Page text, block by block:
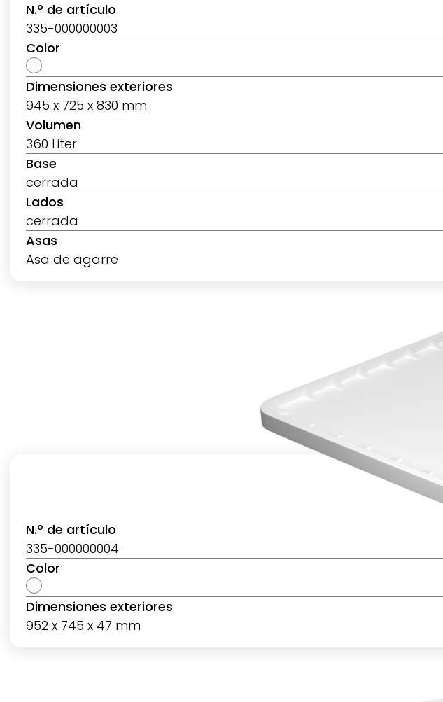
N.º de artículo
335-000000003
Color
Dimensiones exteriores
945 x 725 x 830 mm
Volumen
360 Liter
Base
cerrada
Lados
cerrada
Asas
Asa de agarre
N.º de artículo
335-000000004
Color
Dimensiones exteriores
952 x 745 x 47 mm